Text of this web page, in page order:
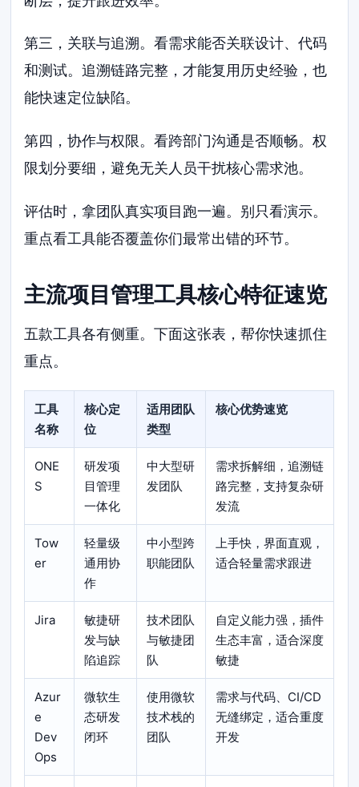
第三，关联与追溯。看需求能否关联设计、代码
和测试。追溯链路完整，才能复用历史经验，也
能快速定位缺陷。
第四，协作与权限。看跨部门沟通是否顺畅。权
限划分要细，避免无关人员干扰核心需求池。
评估时，拿团队真实项目跑一遍。别只看演示。
重点看工具能否覆盖你们最常出错的环节。
主流项目管理工具核心特征速览
五款工具各有侧重。下面这张表，帮你快速抓住
重点。
工具
名称
核心定
位
适用团队
类型
核心优势速览
ONE
S
研发项
目管理
一体化
中大型研
发团队
需求拆解细，追溯链
路完整，支持复杂研
发流
Tow
er
轻量级
通用协
作
中小型跨
职能团队
上手快，界面直观，
适合轻量需求跟进
Jira
敏捷研
发与缺
陷追踪
技术团队
与敏捷团
队
自定义能力强，插件
生态丰富，适合深度
敏捷
Azur
e
Dev
Ops
微软生
态研发
闭环
使用微软
技术栈的
团队
需求与代码、CI/CD
无缝绑定，适合重度
开发